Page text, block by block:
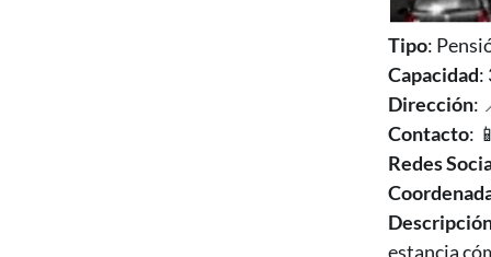
Tipo:
Capacidad:
Dirección:
Contacto:
Redes
estancia